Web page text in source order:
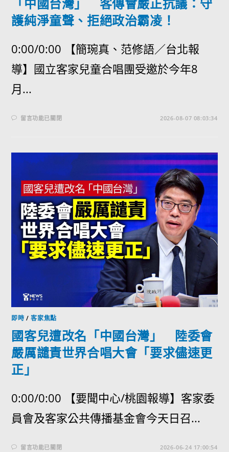
護純淨童聲、拒絕政治霸凌！
0:00/0:00 【簡琬真、范修語／台北報
導】國立客家兒童合唱團受邀於今年8
月...
留言功能已關閉 2026-08-07 08:03:34
即時 /客家焦點
國客兒遭改名「中國台灣」 陸委會
嚴厲譴責世界合唱大會「要求儘速更
正」
0:00/0:00 【要聞中心/桃園報導】客家委
員會及客家公共傳播基金會今天日召...
留言功能已關閉 2026-06-24 17:00:54